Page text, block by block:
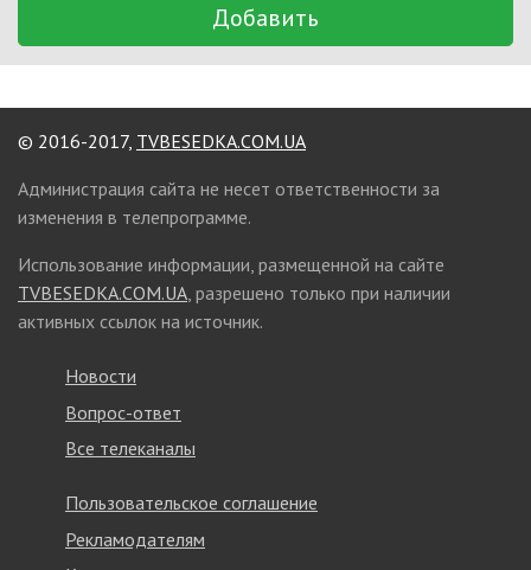
Добавить
© 2016-2017, TVBESEDKA.COM.UA
Администрация сайта не несет ответственности за
изменения в телепрограмме.
Использование информации, размещенной на сайте
TVBESEDKA.COM.UA , разрешено только при наличии
активных ссылок на источник.
Новости
Вопрос-ответ
Все телеканалы
Пользовательское соглашение
Рекламодателям